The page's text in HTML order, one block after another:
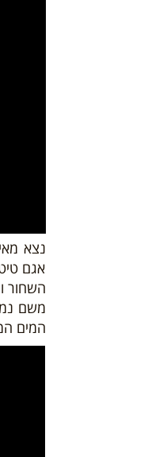
אגם
השחור
משם
המים